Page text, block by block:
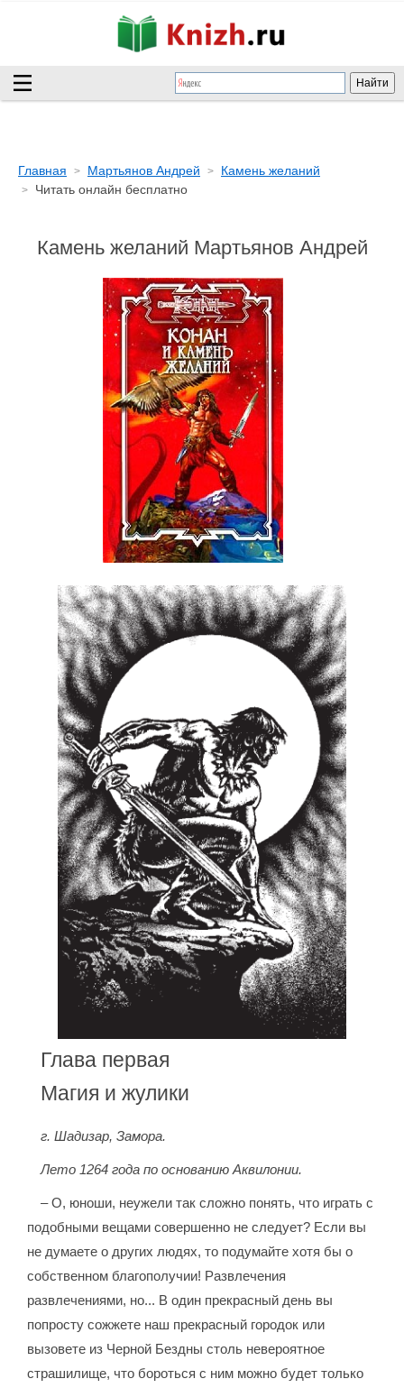
Главная Мартьянов Андрей
Камень желаний
Читать онлайн бесплатно
Камень желаний Мартьянов Андрей
Глава первая
Магия и жулики
г. Шадизар, Замора.
Лето 1264 года по основанию Аквилонии.
– О, юноши, неужели так сложно понять, что играть с
подобными вещами совершенно не следует? Если вы
не думаете о других людях, то подумайте хотя бы о
собственном благополучии! Развлечения
развлечениями, но... В один прекрасный день вы
попросту сожжете наш прекрасный городок или
вызовете из Черной Бездны столь невероятное
страшилище, что бороться с ним можно будет только